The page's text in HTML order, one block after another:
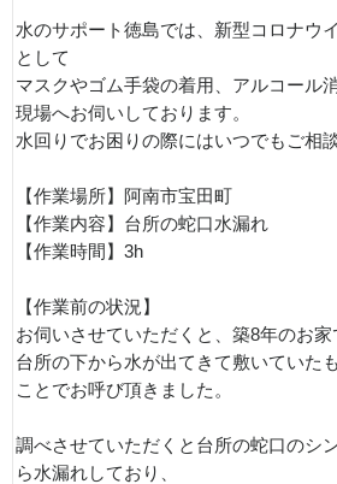
水のサポート徳島では、新型コロナウ
として
マスクやゴム手袋の着用、アルコール
現場へお伺いしております。
水回りでお困りの際にはいつでもご相
【作業場所】阿南市宝田町
【作業内容】台所の蛇口水漏れ
【作業時間】3h
【作業前の状況】
お伺いさせていただくと、築8年のお家
台所の下から水が出てきて敷いていた
ことでお呼び頂きました。
調べさせていただくと台所の蛇口のシ
ら水漏れしており、